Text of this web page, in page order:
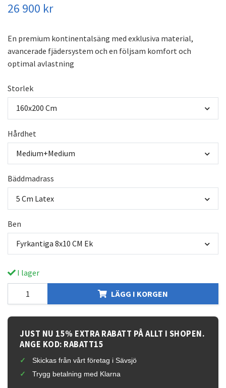
26 900 kr
En premium kontinentalsäng med exklusiva material,
avancerade fjädersystem och en följsam komfort och
optimal avlastning
Storlek
160x200 Cm
Hårdhet
Medium+Medium
Bäddmadrass
5 Cm Latex
Ben
Fyrkantiga 8x10 CM Ek
I lager
LÄGG I KORGEN
JUST NU 15% EXTRA RABATT PÅ ALLT I SHOPEN.
ANGE KOD: RABATT15
Skickas från vårt företag i Sävsjö
Trygg betalning med Klarna